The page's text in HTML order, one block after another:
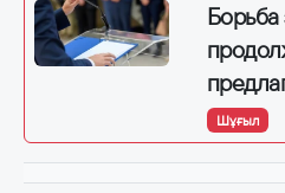
Борьба
Шұғыл